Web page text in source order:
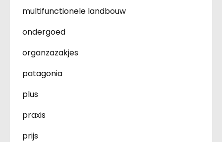
multifunctionele landbouw
ondergoed
organzazakjes
patagonia
plus
praxis
prijs